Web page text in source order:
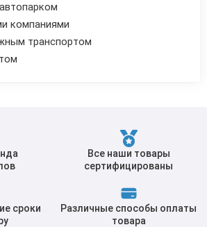
компаниями
транспортом
Все наши товары
сертифицированы
сроки
Различные способы оплаты
товара